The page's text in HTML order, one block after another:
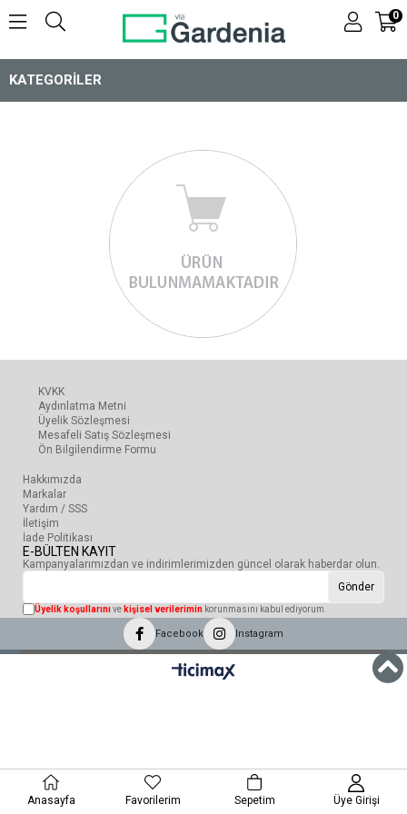
0
KATEGORILER
KVKK
Aydınlatma Metni
Üyelik Sözleşmesi
Mesafeli Satış Sözleşmesi
Ön Bilgilendirme Formu
Hakkımızda
Markalar
Yardım / SSS
İletişim
İade Politikası
E-BÜLTEN KAYIT
Kampanyalarımızdan ve indirimlerimizden güncel olarak haberdar olun.
Gönder
Üyelik koşullarınıve kişisel verilerimin korunmasını kabul ediyorum.
Facebook Instagram
Anasayfa Favorilerim Sepetim Üye Girişi